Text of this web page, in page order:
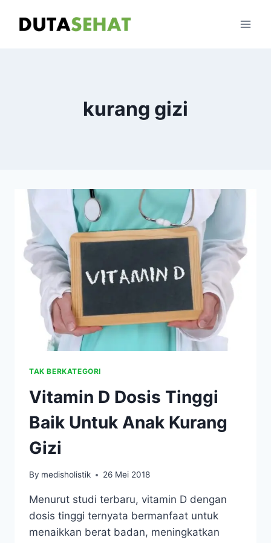
kurang gizi
TAK BERKATEGORI
Vitamin D Dosis Tinggi
Baik Untuk Anak Kurang
Gizi
By medisholistik 26 Mei 2018
Menurut studi terbaru, vitamin D dengan
dosis tinggi ternyata bermanfaat untuk
menaikkan berat badan, meningkatkan